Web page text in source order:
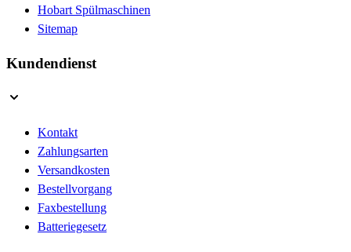
Hobart Spülmaschinen
Sitemap
Kundendienst
Kontakt
Zahlungsarten
Versandkosten
Bestellvorgang
Faxbestellung
Batteriegesetz